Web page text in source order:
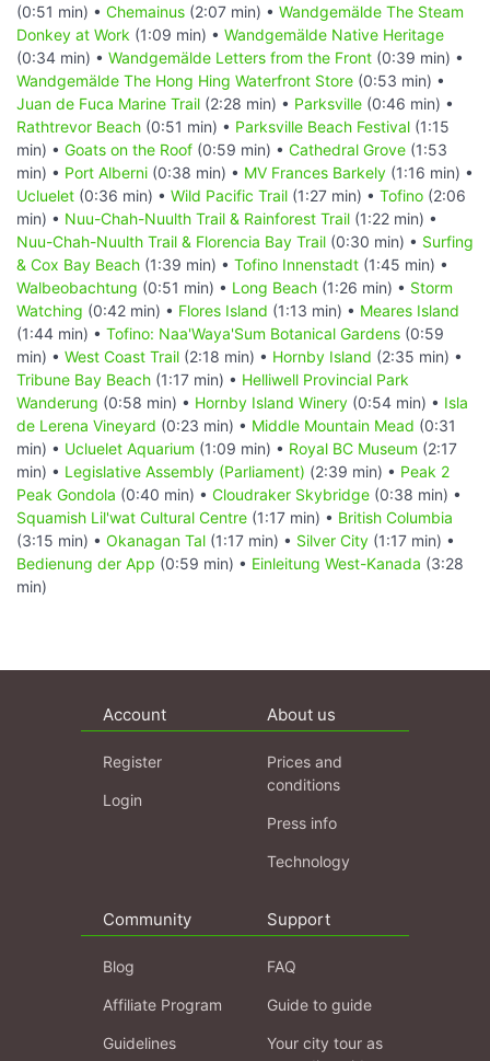
(0:51 min) • Chemainus (2:07 min) • Wandgemälde The Steam
Donkey at Work (1:09 min) • Wandgemälde Native Heritage
(0:34 min) • Wandgemälde Letters from the Front (0:39 min) •
Wandgemälde The Hong Hing Waterfront Store (0:53 min) •
Juan de Fuca Marine Trail (2:28 min) • Parksville (0:46 min) •
Rathtrevor Beach (0:51 min) • Parksville Beach Festival (1:15
min) • Goats on the Roof (0:59 min) • Cathedral Grove (1:53
min) • Port Alberni (0:38 min) • MV Frances Barkely (1:16 min) •
Ucluelet (0:36 min) • Wild Pacific Trail (1:27 min) • Tofino (2:06
min) • Nuu-Chah-Nuulth Trail & Rainforest Trail (1:22 min) •
Nuu-Chah-Nuulth Trail & Florencia Bay Trail (0:30 min) • Surfing
& Cox Bay Beach (1:39 min) • Tofino Innenstadt (1:45 min) •
Walbeobachtung (0:51 min) • Long Beach (1:26 min) • Storm
Watching (0:42 min) • Flores Island (1:13 min) • Meares Island
(1:44 min) • Tofino: Naa'Waya'Sum Botanical Gardens (0:59
min) • West Coast Trail (2:18 min) • Hornby Island (2:35 min) •
Tribune Bay Beach (1:17 min) • Helliwell Provincial Park
Wanderung (0:58 min) • Hornby Island Winery (0:54 min) • Isla
de Lerena Vineyard (0:23 min) • Middle Mountain Mead (0:31
min) • Ucluelet Aquarium (1:09 min) • Royal BC Museum (2:17
min) • Legislative Assembly (Parliament) (2:39 min) • Peak 2
Peak Gondola (0:40 min) • Cloudraker Skybridge (0:38 min) •
Squamish Lil'wat Cultural Centre (1:17 min) • British Columbia
(3:15 min) • Okanagan Tal (1:17 min) • Silver City (1:17 min) •
Bedienung der App (0:59 min) • Einleitung West-Kanada (3:28
min)
Account
Register
Login
About us
Prices and
conditions
Press info
Technology
Community
Blog
Affiliate Program
Guidelines
Support
FAQ
Guide to guide
Your city tour as